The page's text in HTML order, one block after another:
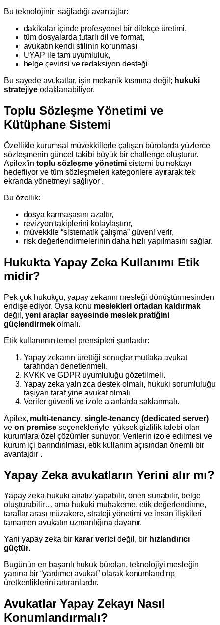
Bu teknolojinin sağladığı avantajlar:
dakikalar içinde profesyonel bir dilekçe üretimi,
tüm dosyalarda tutarlı dil ve format,
avukatın kendi stilinin korunması,
UYAP ile tam uyumluluk,
belge çevirisi ve redaksiyon desteği.
Bu sayede avukatlar, işin mekanik kısmına değil; hukuki
stratejiye odaklanabiliyor.
Toplu Sözleşme Yönetimi ve
Kütüphane Sistemi
Özellikle kurumsal müvekkillerle çalışan bürolarda yüzlerce
sözleşmenin güncel takibi büyük bir challenge oluşturur.
Apilex’in toplu sözleşme yönetimi sistemi bu noktayı
hedefliyor ve tüm sözleşmeleri kategorilere ayırarak tek
ekranda yönetmeyi sağlıyor .
Bu özellik:
dosya karmaşasını azaltır,
revizyon takiplerini kolaylaştırır,
müvekkile “sistematik çalışma” güveni verir,
risk değerlendirmelerinin daha hızlı yapılmasını sağlar.
Hukukta Yapay Zeka Kullanımı Etik
midir?
Pek çok hukukçu, yapay zekanın mesleği dönüştürmesinden
endişe ediyor. Oysa konu meslekleri ortadan kaldırmak
değil, yeni araçlar sayesinde meslek pratiğini
güçlendirmek olmalı.
Etik kullanımın temel prensipleri şunlardır:
Yapay zekanın ürettiği sonuçlar mutlaka avukat
tarafından denetlenmeli.
KVKK ve GDPR uyumluluğu gözetilmeli.
Yapay zeka yalnızca destek olmalı, hukuki sorumluluğu
taşıyan taraf yine avukat olmalı.
Veriler güvenli ve izole alanlarda saklanmalı.
Apilex, multi-tenancy, single-tenancy (dedicated server)
ve on-premise seçenekleriyle, yüksek gizlilik talebi olan
kurumlara özel çözümler sunuyor. Verilerin izole edilmesi ve
kurum içi barındırılması, etik kullanım açısından önemli bir
avantajdır .
Yapay Zeka avukatların Yerini alır mı?
Yapay zeka hukuki analiz yapabilir, öneri sunabilir, belge
oluşturabilir… ama hukuki muhakeme, etik değerlendirme,
taraflar arası müzakere, strateji yönetimi ve insan ilişkileri
tamamen avukatın uzmanlığına dayanır.
Yani yapay zeka bir karar verici değil, bir hızlandırıcı
güçtür.
Bugünün en başarılı hukuk büroları, teknolojiyi mesleğin
yanına bir “yardımcı avukat” olarak konumlandırıp
üretkenliklerini artıranlardır.
Avukatlar Yapay Zekayı Nasıl
Konumlandırmalı?